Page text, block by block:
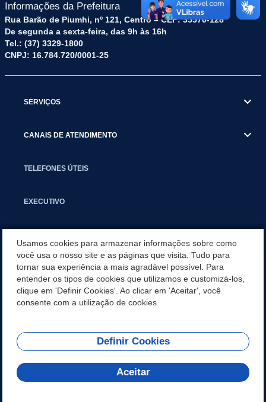
Informações da Prefeitura
Rua Barão de Piumhi, nº 121, Centro – CEP: 35570-128
De segunda a sexta-feira, das 9h às 16h
Tel.: (37) 3329-1800
CNPJ: 16.784.720/0001-25
SERVIÇOS
CANAIS DE ATENDIMENTO
TELEFONES ÚTEIS
EXECUTIVO
APLICATIVO
SECRETARIAS
REDES SOCIAIS
Usamos cookies para armazenar informações sobre como
você usa o nosso site e as páginas que visita. Tudo para
tornar sua experiência a mais agradável possível. Para
entender os tipos de cookies que utilizamos e customizá-los,
clique em 'Definir Cookies'. Ao clicar em 'Aceitar', você
consente com a utilização de cookies.
Definir Cookies
Aceitar